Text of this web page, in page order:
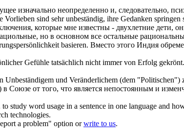
изначально неопределенно и, следовательно,
Vorlieben sind sehrunbeständig, ihre Gedanken
которые мне известны - двухлетние дети,
но в основном все остальные
basieren. Вместо этого Индия
Gefühle tatsächlich nicht immer von Erfolg gekrönt.
Unbeständigem und Veränderlichem (dem "Politischen")
Союзе от того, что является непостоянным и
word usage in a sentence in one language and
technologies.
a problem" option orwrite to us.